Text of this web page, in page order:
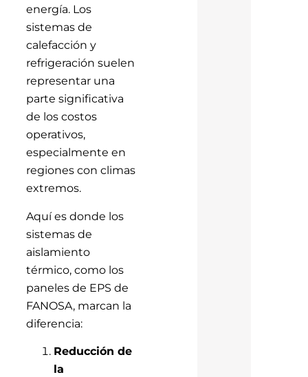
energía. Los
sistemas de
calefacción y
refrigeración suelen
representar una
parte significativa
de los costos
operativos,
especialmente en
regiones con climas
extremos.
Aquí es donde los
sistemas de
aislamiento
térmico, como los
paneles de EPS de
FANOSA, marcan la
diferencia:
Reducción de
la